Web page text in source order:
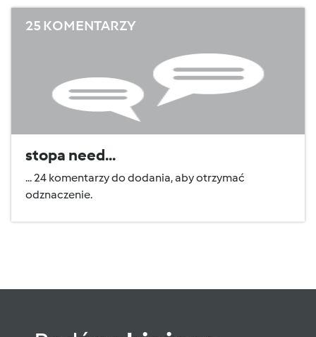
25 KOMENTARZY
stopa need...
... 24 komentarzy do dodania, aby otrzymać
odznaczenie.